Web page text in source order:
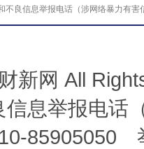
不良信息举报电话（涉网络暴力有
新网 All
信息举报电话
85905050